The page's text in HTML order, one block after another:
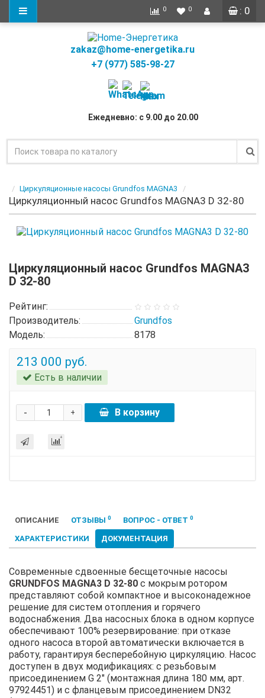
: 0
0 0
zakaz@home-energetika.ru
+7 (977) 585-98-27
Ежедневно: с 9.00 до 20.00
Циркуляционные насосы Grundfos MAGNA3
Циркуляционный насос Grundfos MAGNA3 D 32-80
Циркуляционный насос Grundfos MAGNA3
D 32-80
Рейтинг:
Производитель:
Grundfos
Модель:
8178
213 000 руб.
Есть в наличии
+
- В корзину
ОПИСАНИЕ ОТЗЫВЫ 0 ВОПРОС - ОТВЕТ 0
ХАРАКТЕРИСТИКИ ДОКУМЕНТАЦИЯ
Современные сдвоенные бесщеточные насосы
GRUNDFOS MAGNA3 D 32-80 с мокрым ротором
представляют собой компактное и высоконадежное
решение для систем отопления и горячего
водоснабжения. Два насосных блока в одном корпусе
обеспечивают 100% резервирование: при отказе
одного насоса второй автоматически включается в
работу, гарантируя бесперебойную циркуляцию. Насос
доступен в двух модификациях: с резьбовым
присоединением G 2" (монтажная длина 180 мм, арт.
97924451) и с фланцевым присоединением DN32